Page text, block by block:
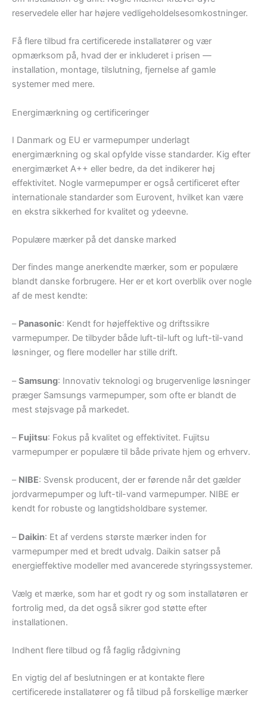
reservedele eller har højere vedligeholdelsesomkostninger.
Få flere tilbud fra certificerede installatører og vær
opmærksom på, hvad der er inkluderet i prisen —
installation, montage, tilslutning, fjernelse af gamle
systemer med mere.
Energimærkning og certificeringer
I Danmark og EU er varmepumper underlagt
energimærkning og skal opfylde visse standarder. Kig efter
energimærket A++ eller bedre, da det indikerer høj
effektivitet. Nogle varmepumper er også certificeret efter
internationale standarder som Eurovent, hvilket kan være
en ekstra sikkerhed for kvalitet og ydeevne.
Populære mærker på det danske marked
Der findes mange anerkendte mærker, som er populære
blandt danske forbrugere. Her er et kort overblik over nogle
af de mest kendte:
– Panasonic: Kendt for højeffektive og driftssikre
varmepumper. De tilbyder både luft-til-luft og luft-til-vand
løsninger, og flere modeller har stille drift.
–Samsung: Innovativ teknologi og brugervenlige løsninger
præger Samsungs varmepumper, som ofte er blandt de
mest støjsvage på markedet.
– Fujitsu: Fokus på kvalitet og effektivitet. Fujitsu
varmepumper er populære til både private hjem og erhverv.
– NIBE: Svensk producent, der er førende når det gælder
jordvarmepumper og luft-til-vand varmepumper. NIBE er
kendt for robuste og langtidsholdbare systemer.
– Daikin: Et af verdens største mærker inden for
varmepumper med et bredt udvalg. Daikin satser på
energieffektive modeller med avancerede styringssystemer.
Vælg et mærke, som har et godt ry og som installatøren er
fortrolig med, da det også sikrer god støtte efter
installationen.
Indhent flere tilbud og få faglig rådgivning
En vigtig del af beslutningen er at kontakte flere
certificerede installatører og få tilbud på forskellige mærker